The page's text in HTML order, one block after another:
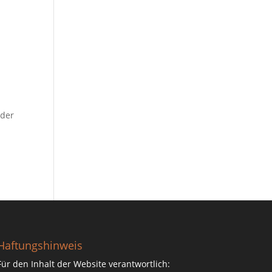
den Inhalt der Website verantwortlich: